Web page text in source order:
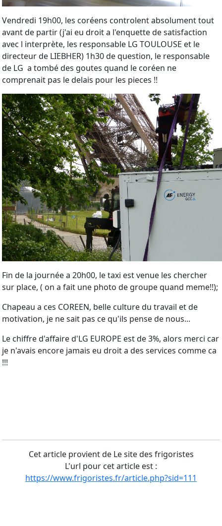
Vendredi 19h00, les coréens controlent absolument tout
avant de partir (j'ai eu droit a l'enquette de satisfaction
avec l interprète, les responsable LG TOULOUSE et le
directeur de LIEBHER) 1h30 de question, le responsable
de LG a tombé des goutes quand le coréen ne
comprenait pas le delais pour les pieces !!
Fin de la journée a 20h00, le taxi est venue les chercher
sur place, ( on a fait une photo de groupe quand meme!!);
Chapeau a ces COREEN, belle culture du travail et de
motivation, je ne sait pas ce qu'ils pense de nous...
Le chiffre d'affaire d'LG EUROPE est de 3%, alors merci car
je n'avais encore jamais eu droit a des services comme ca
!!!
Cet article provient de Le site des frigoristes
L'url pour cet article est :
https://www.frigoristes.fr/article.php?sid=111